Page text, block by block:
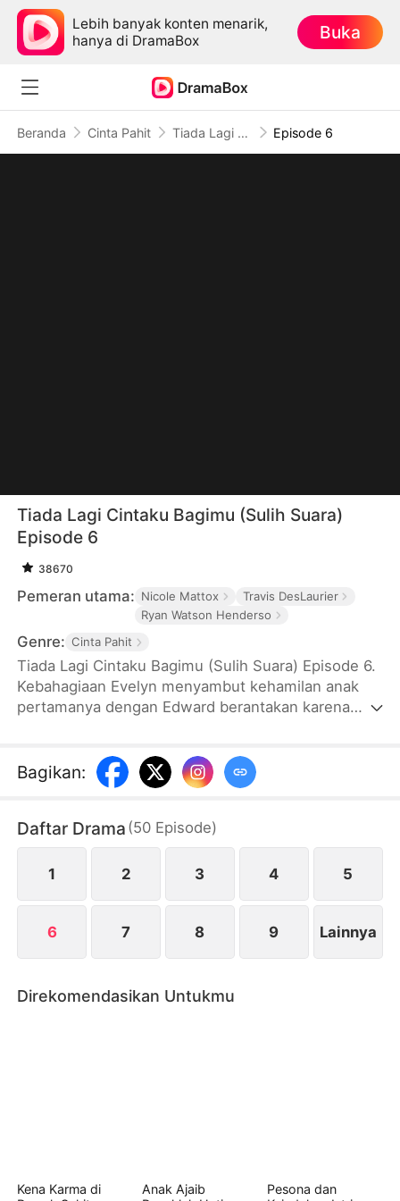
Lebih banyak konten menarik,
hanya di DramaBox
Buka
Beranda Cinta Pahit Tiada Lagi Cintaku Bagimu (Sulih Suara) Episode 6
Tiada Lagi Cintaku Bagimu (Sulih Suara)
Episode 6
38670
Pemeran utama: Nicole Mattox
Travis DesLaurier
Ryan Watson Henderso
Genre: Cinta Pahit
Tiada Lagi Cintaku Bagimu (Sulih Suara) Episode 6.
Kebahagiaan Evelyn menyambut kehamilan anak
pertamanya dengan Edward berantakan karena
Evelyn keguguran. Sakit hati, Evelyn menerima
tawaran sahabat dekatnya Aarin untuk kembali
yang akhirnya menyadari ulah Daisy berniat
menjauh dan berusaha kembali merebut Evelyn
walau nyawa taruhannya…
Bagikan:
Daftar Drama (50 Episode)
1 2 3 4 5
6 7 8 9 Lainnya
Direkomendasikan Untukmu
Kena Karma di
Anak Ajaib
Pesona dan